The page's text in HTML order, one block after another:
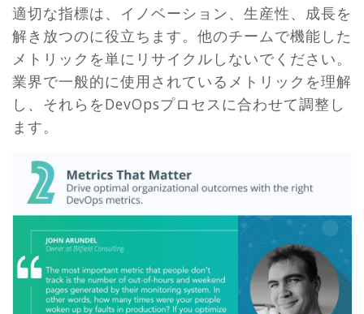
適切な指標は、イノベーション、生産性、成長を
解き放つのに役立ちます。他のチームで機能した
メトリックを単にリサイクルしないでください。
業界で一般的に使用されているメトリックを理解
し、それらをDevOpsプロセスに合わせて調整し
ます。